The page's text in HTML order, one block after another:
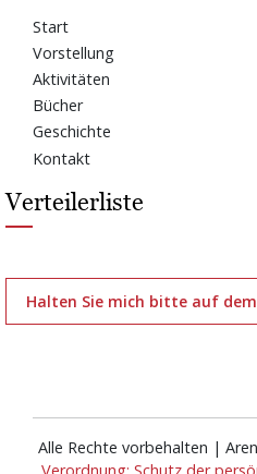
Start
Vorstellung
Aktivitäten
Bücher
Geschichte
Kontakt
Verteilerliste
Halten Sie mich bitte auf
Alle Rechte vorbehalten |